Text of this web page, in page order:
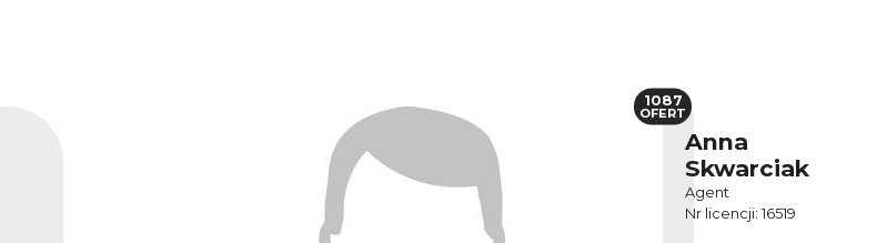
Anna
Skwarciak
Agent
Nr licencji: 16519
1087
OFERT